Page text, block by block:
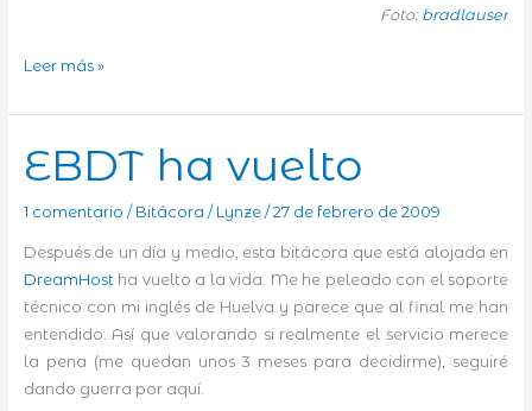
Foto: bradlauser
El
Leer más »
EBDT ha vuelto
1 comentario / Bitácora / Lynze / 27 de febrero de 2009
Después de un día y medio, esta bitácora que está alojada en
DreamHostha vuelto a la vida. Me he peleado con el soporte
técnico con mi inglés de Huelva y parece que al final me han
entendido. Así que valorando si realmente el servicio merece
la pena (me quedan unos 3 meses para decidirme), seguiré
dando guerra por aquí.